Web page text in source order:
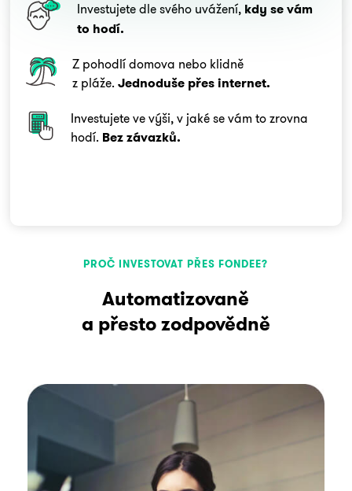
Investujete dle svého uvážení, kdy se vám
to hodí.
Z pohodlí domova nebo klidně
z pláže. Jednoduše přes internet.
Investujete ve výši, v jaké se vám to zrovna
hodí. Bez závazků.
PROČ INVESTOVAT PŘES FONDEE?
Automatizovaně
a přesto zodpovědně